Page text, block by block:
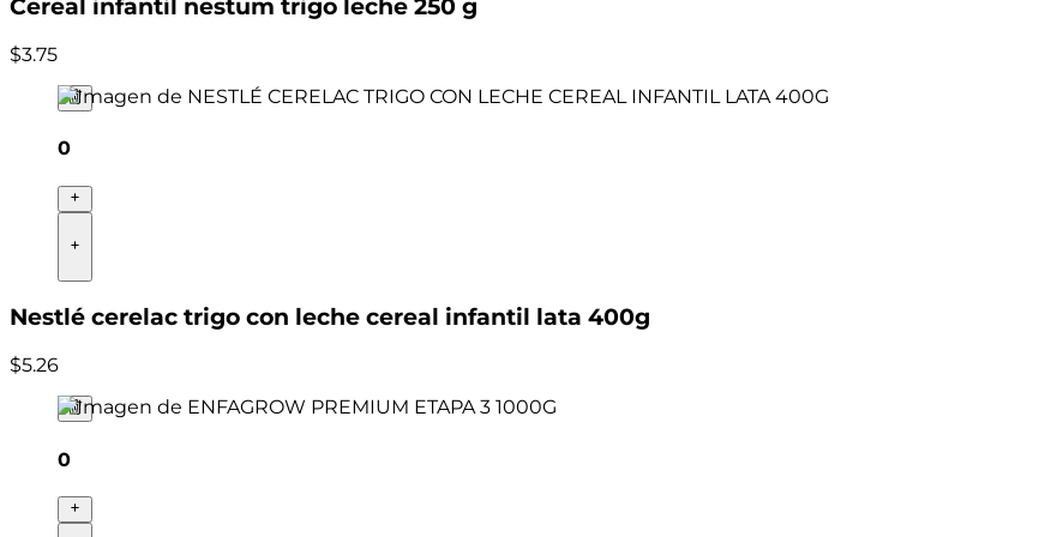
Cereal infantil nestum trigo leche 250 g
$3.75
0
Nestlé cerelac trigo con leche cereal infantil lata 400g
$5.26
0